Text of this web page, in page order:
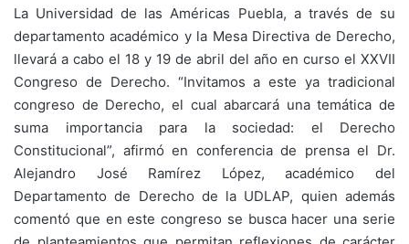
La Universidad de las Américas Puebla, a través de su
departamento académico y la Mesa Directiva de Derecho,
llevará a cabo el 18 y 19 de abril del año en curso el XXVII
Congreso de Derecho. “Invitamos a este ya tradicional
congreso de Derecho, el cual abarcará una temática de
suma importancia para la sociedad: el Derecho
Constitucional”, afirmó en conferencia de prensa el Dr.
Alejandro José Ramírez López, académico del
Departamento de Derecho de la UDLAP, quien además
comentó que en este congreso se busca hacer una serie